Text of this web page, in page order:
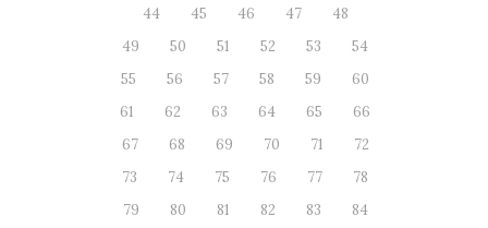
44
45 46 47
48
49
50 51 52 53
54
55
56 57 58 59
60
61
62 63 64 65
66
67
68 69 70 71
72
73
74 75 76 77
78
79
80 81 82 83
84